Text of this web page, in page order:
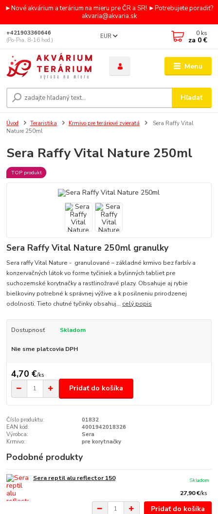
►Nové akvárium a terárium na mieru pre ČR a SR! ►Potrebujete poradiť?
akvaria@akvaria.sk
Menu
EUR
Hľadať
+421903360646
(Po-Pia, 8-16 hod.)
0 ks
za 0 €
Úvod Teraristika Krmivo pre teráriové zvieratá
Sera Raffy Vital
Nature 250ml
Sera Raffy Vital Nature 250ml
TOP produkt
Sera Raffy Vital Nature 250ml granulky
Sera raffy Vital Nature - granulované – základné krmivo bez farbív a
konzervačných látok vo forme tyčiniek a bylinných tabliet pre
suchozemské korytnačky a rastlinožravé plazy. Obsahuje aj rybie
bielkoviny potrebné k správnej výžive a k posilneniu prirodzenej
odolnosti. Tieto chutné tyčinky obsahuj... celý popis
Dostupnosť Skladom
Nie sme platcovia DPH
4,70 €/ks
Pridať do košíka
Číslo produktu:
01832
EAN kód:
4001942018326
Výrobca:
Sera
Krmivo:
pre korytnačky
Podobné produkty
Sera reptil alu reflector 150
27,90 €/ks
Skladom
Pridať do košíka